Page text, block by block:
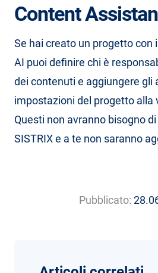
Content
Se hai creato un progetto con
AI puoi definire chi è
dei contenuti e aggiungere gli
impostazioni del progetto alla
Questi non avranno bisogno
SISTRIX e a te non saranno
Pubblicato: